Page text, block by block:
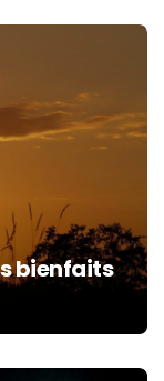
bienfaits